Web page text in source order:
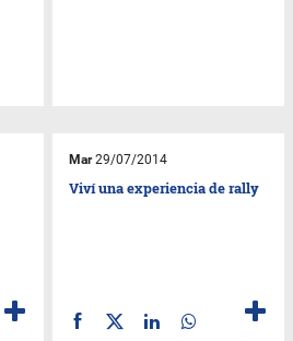
Mar29/07/2014
Viví una experiencia de rally